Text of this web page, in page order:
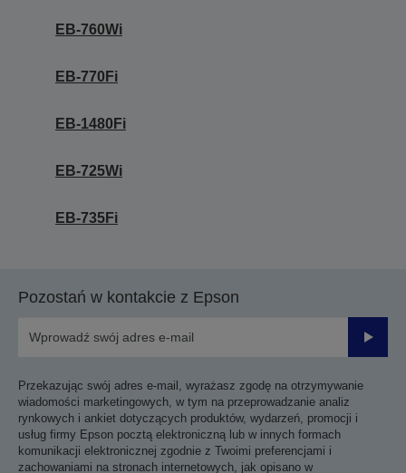
EB-760Wi
EB-770Fi
EB-1480Fi
EB-725Wi
EB-735Fi
Pozostań w kontakcie z Epson
Przekazując swój adres e-mail, wyrażasz zgodę na otrzymywanie
wiadomości marketingowych, w tym na przeprowadzanie analiz
rynkowych i ankiet dotyczących produktów, wydarzeń, promocji i
usług firmy Epson pocztą elektroniczną lub w innych formach
komunikacji elektronicznej zgodnie z Twoimi preferencjami i
zachowaniami na stronach internetowych, jak opisano w